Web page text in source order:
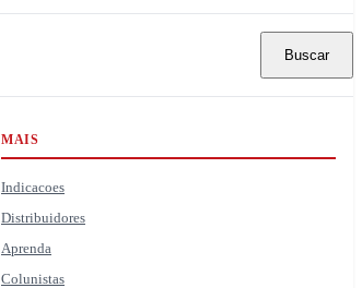
Buscar
MAIS
Indicacoes
Distribuidores
Aprenda
Colunistas